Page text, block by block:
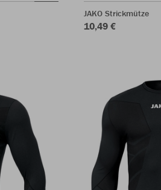
JAKO Strickmütze
10,49 €